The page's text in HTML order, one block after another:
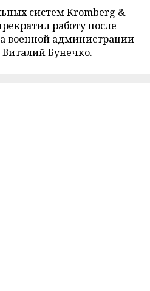
систем Kromberg &
работу после
военной администрации
Бунечко.